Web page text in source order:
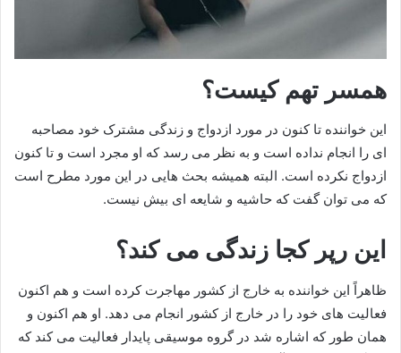
همسر تهم کیست؟
این خواننده تا کنون در مورد ازدواج و زندگی مشترک خود مصاحبه
ای را انجام نداده است و به نظر می رسد که او مجرد است و تا کنون
ازدواج نکرده است. البته همیشه بحث هایی در این مورد مطرح است
که می توان گفت که حاشیه و شایعه ای بیش نیست.
این رپر کجا زندگی می کند؟
ظاهراً این خواننده به خارج از کشور مهاجرت کرده است و هم اکنون
فعالیت های خود را در خارج از کشور انجام می دهد. او هم اکنون و
همان طور که اشاره شد در گروه موسیقی پایدار فعالیت می کند که